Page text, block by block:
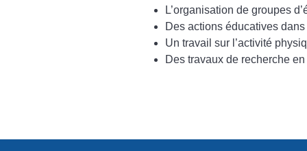
L’organisation de groupes
Des actions éducatives
Un travail sur l’activité
Des travaux de recherche